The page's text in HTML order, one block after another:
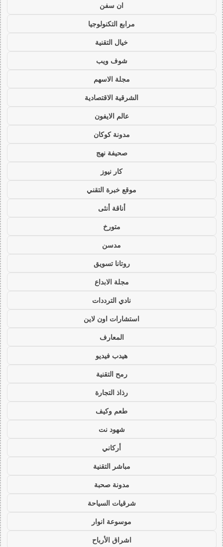
ان سفن
مرابع التكنولوجيا
خيال التقنية
شوف ويب
مجلة الاسهم
الشرقية الاقتصادية
عالم الايفون
مدونة كوكان
صحيفة نهج
كار نيوز
موقع خبرة التقني
أناقة أنثى
متورخ
مدسن
روتانا تسويق
مجلة الابداع
نادي الترددات
استشارات اون لاين
المعارف
هيدب فيديو
رمح التقنية
رذاذ التجارة
طعم وكيف
شهود نت
أركاني
مباشر التقنية
مدونة صحبة
شرقيات السياحة
موسوعة انوار
اشراق الأرباح